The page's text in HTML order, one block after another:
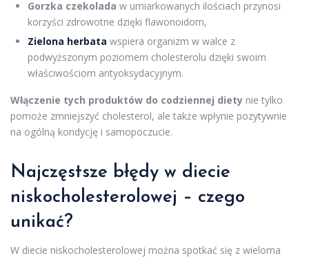
Gorzka czekolada w umiarkowanych ilościach przynosi
korzyści zdrowotne dzięki flawonoidom,
Zielona herbata wspiera organizm w walce z
podwyższonym poziomem cholesterolu dzięki swoim
właściwościom antyoksydacyjnym.
Włączenie tych produktów do codziennej diety nie tylko
pomoże zmniejszyć cholesterol, ale także wpłynie pozytywnie
na ogólną kondycję i samopoczucie.
Najczęstsze błędy w diecie
niskocholesterolowej – czego
unikać?
W diecie niskocholesterolowej można spotkać się z wieloma